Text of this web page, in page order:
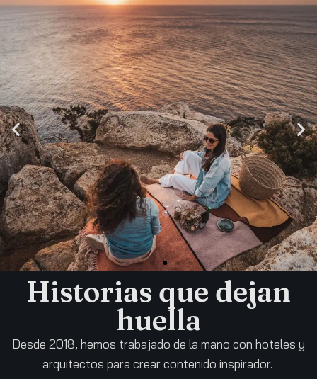
Historias que dejan
huella
Desde 2018, hemos trabajado de la mano con hoteles y
arquitectos para crear contenido inspirador.